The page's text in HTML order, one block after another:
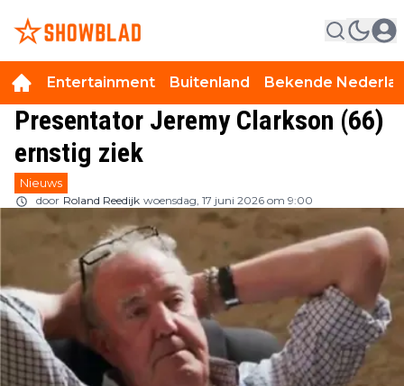
Entertainment Buitenland Bekende
Presentator Jeremy Clarkson (66)
ernstig ziek
Nieuws
door Roland Reedijk woensdag, 17 juni 2026 om 9:00